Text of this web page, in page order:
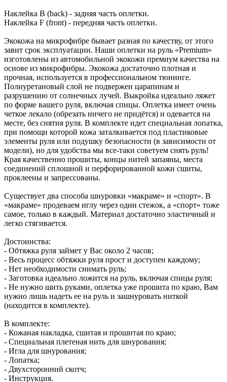
Наклейка B (back) - задняя часть оплетки.
Наклейка F (front) - передняя часть оплетки.
Экокожа на микрофибре бывает разная по качеству, от этого
завит срок эксплуатации. Наши оплетки на руль «Premium»
изготовлены из автомобильной экокожи премиум качества на
основе из микрофибры. Экокожа достаточно плотная и
прочная, используется в профессиональном тюнинге.
Полиуретановый слой не подвержен царапинам и
разрушению от солнечных лучей. Выкройка идеально ляжет
по форме вашего руля, включая спицы. Оплетка имеет очень
четкое лекало (обрезать ничего не придётся) и одевается на
месте, без снятия руля. В комплекте идет специальная лопатка,
при помощи которой кожа заталкивается под пластиковые
элементы руля или подушку безопасности (в зависимости от
модели), но для удобства мы все-таки советуем снять руль!
Края качественно прошиты, концы нитей запаяны, места
соединений сплошной и перфорированной кожи сшиты,
проклеены и запрессованы.
Существует два способа шнуровки «макраме» и «спорт». В
«макраме» продеваем иглу через один стежок, а «спорт» тоже
самое, только в каждый. Материал достаточно эластичный и
легко стягивается.
Достоинства:
- Обтяжка руля займет у Вас около 2 часов;
- Весь процесс обтяжки руля прост и доступен каждому;
- Нет необходимости снимать руль;
- Заготовка идеально ложится на руль, включая спицы руля;
- Не нужно шить руками, оплетка уже прошита по краю, Вам
нужно лишь надеть ее на руль и зашнуровать ниткой
(находится в комплекте).
В комплекте:
- Кожаная накладка, сшитая и прошитая по краю;
- Специальная плетеная нить для шнурования;
- Игла для шнурования;
- Лопатка;
- Двухсторонний скотч;
- Инструкция.